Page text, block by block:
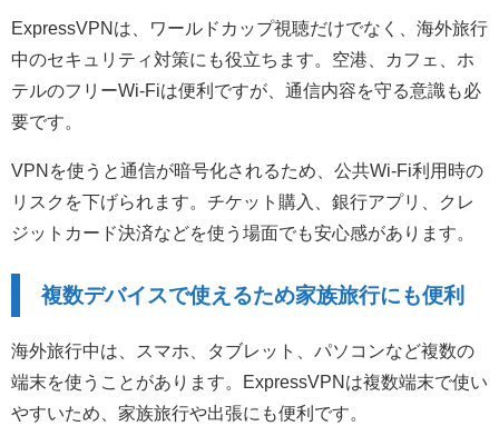
ExpressVPNは、ワールドカップ視聴だけでなく、海外旅行
中のセキュリティ対策にも役立ちます。空港、カフェ、ホ
テルのフリーWi-Fiは便利ですが、通信内容を守る意識も必
要です。
VPNを使うと通信が暗号化されるため、公共Wi-Fi利用時の
リスクを下げられます。チケット購入、銀行アプリ、クレ
ジットカード決済などを使う場面でも安心感があります。
複数デバイスで使えるため家族旅行にも便利
海外旅行中は、スマホ、タブレット、パソコンなど複数の
端末を使うことがあります。ExpressVPNは複数端末で使い
やすいため、家族旅行や出張にも便利です。